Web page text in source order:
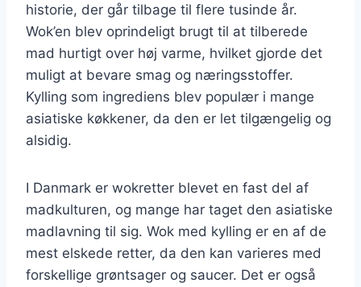
historie, der går tilbage til flere tusinde år.
Wok’en blev oprindeligt brugt til at tilberede
mad hurtigt over høj varme, hvilket gjorde det
muligt at bevare smag og næringsstoffer.
Kylling som ingrediens blev populær i mange
asiatiske køkkener, da den er let tilgængelig og
alsidig.
I Danmark er wokretter blevet en fast del af
madkulturen, og mange har taget den asiatiske
madlavning til sig. Wok med kylling er en af de
mest elskede retter, da den kan varieres med
forskellige grøntsager og saucer. Det er også